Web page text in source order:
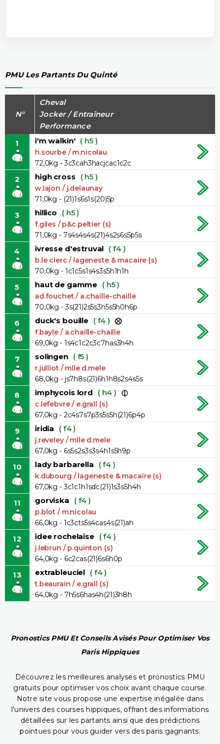
PMU Les Partants Du Quinté
N°
Cheval
Jocker / Entraîneur
Performance
1
i'm walkin' ( h5 )
h.sourbe / m.nicolau
72,0kg - 3c3cah3hacjcac1c2c
2 high cross ( h5 )
w.lajon / j.delaunay
71,0kg - (21)1s6s1s(20)5p
3 hillico ( h5 )
f.giles / p&c.peltier (s)
71,0kg - 7s4s4s4s(21)4s2s6s5p5s
4 ivresse d'estruval ( f4 )
b.le clerc / lageneste & macaire (s)
70,0kg - 1c1c5s1s4s3s5h1h1h
5 haut de gamme ( h5 )
ad.fouchet / a.chaille-chaille
70,0kg - 3s(21)2s5s3h5s5h0h6p
6 duck's bouille ( f4 )
f.bayle / a.chaille-chaille
69,0kg - 1s4c1c2c3c7has3h4h
7 solingen ( f5 )
r.julliot / mlle d.mele
68,0kg - js7h8s(21)6h1h8s2s4s5s
8 imphycois lord ( h4 )
c.lefebvre / e.grall (s)
67,0kg - 2c4s7s7p3s5s5h(21)6p4p
9 iridia ( f4 )
j.reveley / mlle d.mele
67,0kg - 6s5s2s3s3s4h1s5h9p
10 lady barbarella ( f4 )
k.dubourg / lageneste & macaire (s)
67,0kg - 3c1c1h1sdc(21)1s3s5h4h
11 gorviska ( f4 )
p.blot / m.nicolau
66,0kg - 1c3cts5s4cas4s(21)ah
12 idee rochelaise ( f4 )
j.lebrun / p.quinton (s)
64,0kg - 6c2cas(21)6s6h0p
13 extrableuciel ( f4 )
t.beaurain / e.grall (s)
64,0kg - 7h5s6has4h(21)3h8h
Pronostics PMU Et Conseils Avisés Pour Optimiser Vos
Paris Hippiques
Découvrez les meilleures analyses et pronostics PMU
gratuits pour optimiser vos choix avant chaque course.
Notre site vous propose une expertise inégalée dans
l'univers des courses hippiques, offrant des informations
détaillées sur les partants ainsi que des prédictions
pointues pour vous guider vers des paris gagnants.